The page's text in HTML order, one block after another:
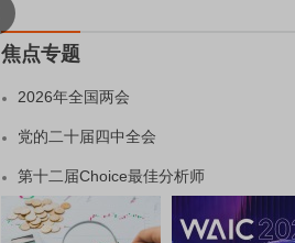
焦点专题
2026年全国两会
党的二十届四中全会
第十二届Choice最佳分析师